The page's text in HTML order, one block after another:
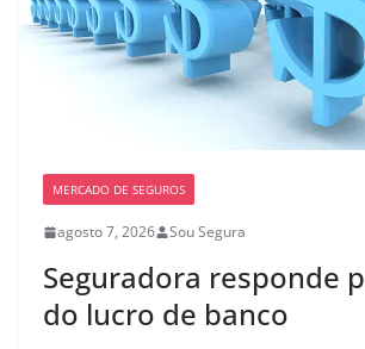
MERCADO DE SEGUROS
agosto 7, 2026 Sou Segura
Seguradora responde
do lucro de banco